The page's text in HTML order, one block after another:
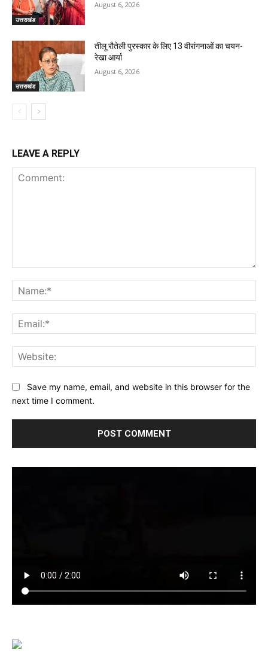
उत्तराखंड
August 6, 2026
उत्तराखंड
तीलू रौतेली पुरस्कार के लिए 13 वीरांगनाओं का चयन-
रेखा आर्या
August 6, 2026
LEAVE A REPLY
Save my name, email, and website in this browser for the
next time I comment.